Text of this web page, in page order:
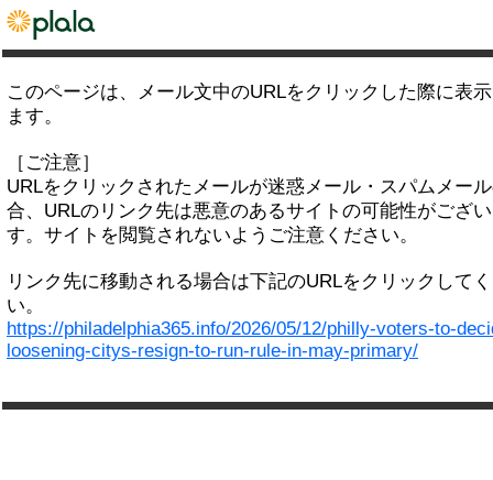
このページは、メール文中のURLをクリックした際に表
ます。
［ご注意］
URLをクリックされたメールが迷惑メール・スパムメー
合、URLのリンク先は悪意のあるサイトの可能性がござ
す。サイトを閲覧されないようご注意ください。
リンク先に移動される場合は下記のURLをクリックして
い。
https://philadelphia365.info/2026/05/12/philly-voters-to-
loosening-citys-resign-to-run-rule-in-may-primary/